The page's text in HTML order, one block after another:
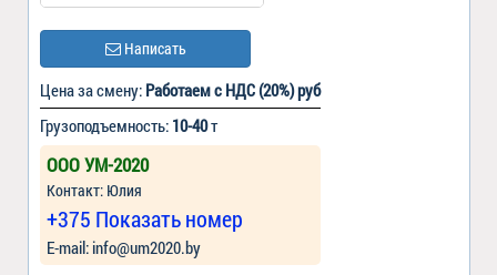
Написать
Цена за смену: Работаем с НДС (20%) руб
Грузоподъемность: 10-40т
ООО УМ-2020
Контакт: Юлия
+375 Показать номер
Е-mail: info@um2020.by